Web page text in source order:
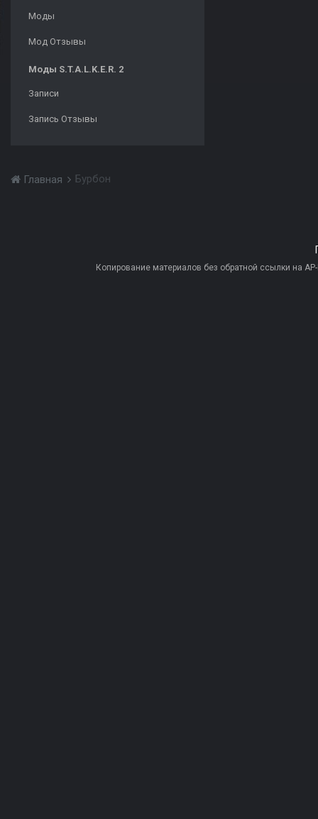
Моды
Мод Отзывы
Моды S.T.A.L.K.E.R. 2
Записи
Запись Отзывы
Главная Бурбон
Копирование материалов без обратной ссылки на